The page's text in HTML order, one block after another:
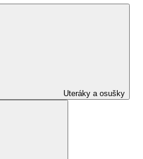
Uteráky a osušky